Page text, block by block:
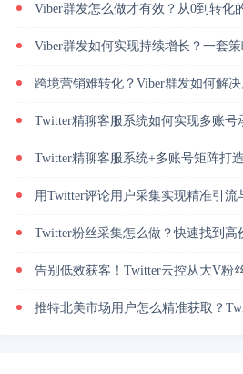
Viber群发怎么做才有效？从0到转化
Viber群发如何实现持续增长？一套
跨境营销难转化？Viber群发如何解
Twitter精聊客服系统如何实现多账号
Twitter精聊客服系统+多账号矩阵打
用Twitter评论用户采集实现精准引流
Twitter粉丝采集怎么做？快速找到高
告别低效获客！Twitter云控从大V粉丝
推特北美市场用户怎么精准获取？